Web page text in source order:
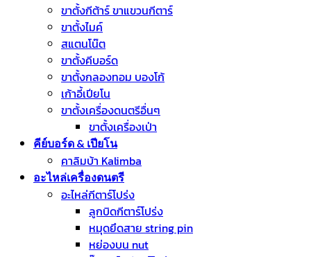
ขาตั้งกีต้าร์ ขาแขวนกีตาร์
ขาตั้งไมค์
สแตนโน๊ต
ขาตั้งคีบอร์ด
ขาตั้งกลองทอม บองโก้
เก้าอี้เปียโน
ขาตั้งเครื่องดนตรีอื่นๆ
ขาตั้งเครื่องเป่า
คีย์บอร์ด & เปียโน
คาลิมบ้า Kalimba
อะไหล่เครื่องดนตรี
อะไหล่กีตาร์โปร่ง
ลูกบิดกีตาร์โปร่ง
หมุดยึดสาย string pin
หย่องบน nut